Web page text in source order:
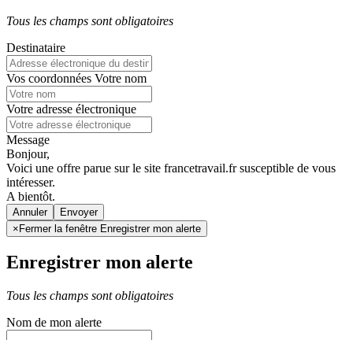
Tous les champs sont obligatoires
Destinataire
Vos coordonnées Votre nom
Votre adresse électronique
Message
Bonjour,
Voici une offre parue sur le site francetravail.fr susceptible de vous
intéresser.
A bientôt.
Annuler
×Fermer la fenêtre Enregistrer mon alerte
Enregistrer mon alerte
Tous les champs sont obligatoires
Nom de mon alerte